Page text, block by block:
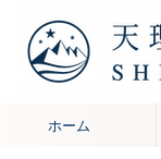
ホーム